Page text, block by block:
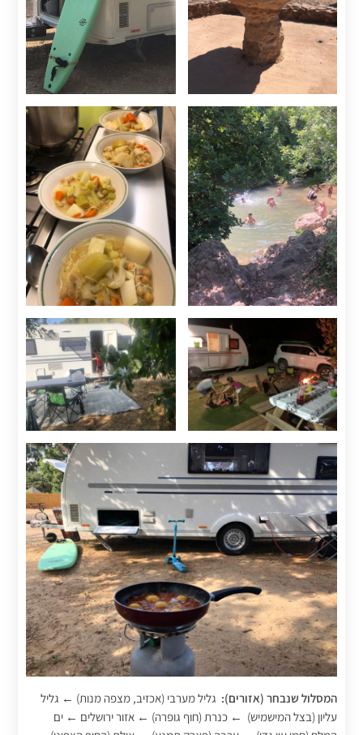
המסלול שנבחר (אזורים): גליל מערבי (אכזיב, מצפה מנות) ← גליל
עליון (בצל המישמיש) ← כנרת (חוף גופרה) ← אזור ירושלים ← ים